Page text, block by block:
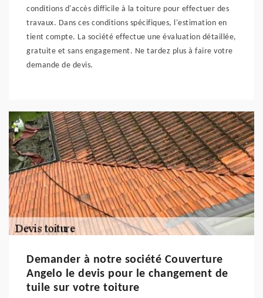
conditions d'accès difficile à la toiture pour effectuer des
travaux. Dans ces conditions spécifiques, l'estimation en
tient compte. La société effectue une évaluation détaillée,
gratuite et sans engagement. Ne tardez plus à faire votre
demande de devis.
Demander à notre société Couverture
Angelo le devis pour le changement de
tuile sur votre toiture